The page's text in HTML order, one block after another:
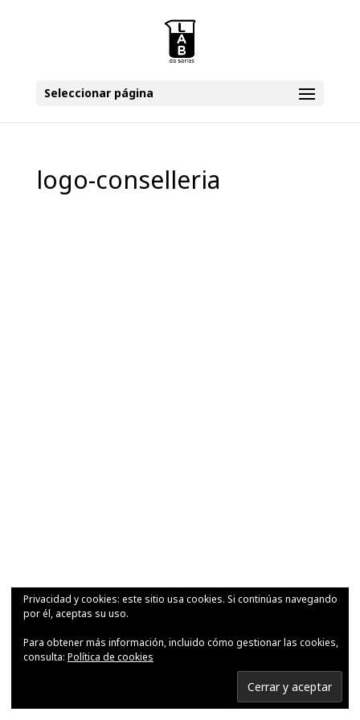
Seleccionar página
logo-conselleria
Privacidad y cookies: este sitio usa cookies. Si continúas navegando
por él, aceptas su uso.
Para obtener más información, incluido cómo gestionar las cookies,
consulta: Política de cookies